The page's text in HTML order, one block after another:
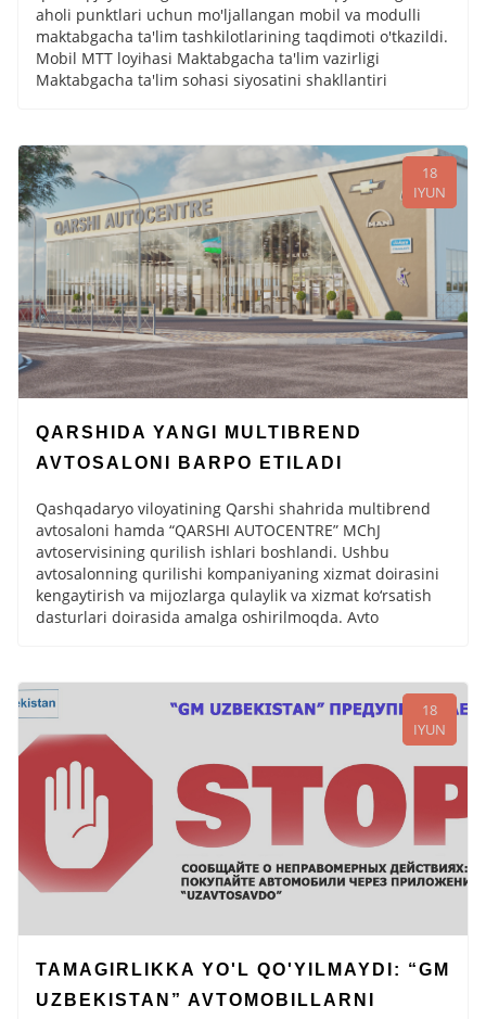
aholi punktlari uchun mo'ljallangan mobil va modulli
maktabgacha ta'lim tashkilotlarining taqdimoti o'tkazildi.
Mobil MTT loyihasi Maktabgacha ta'lim vazirligi
Maktabgacha ta'lim sohasi siyosatini shakllantiri
18
IYUN
QARSHIDA YANGI MULTIBREND
AVTOSALONI BARPO ETILADI
Qashqadaryo viloyatining Qarshi shahrida multibrend
avtosaloni hamda “QARSHI AUTOCENTRE” MChJ
avtoservisining qurilish ishlari boshlandi. Ushbu
avtosalonning qurilishi kompaniyaning xizmat doirasini
kengaytirish va mijozlarga qulaylik va xizmat ko‘rsatish
dasturlari doirasida amalga oshirilmoqda. Avto
18
IYUN
TAMAGIRLIKKA YO'L QO'YILMAYDI: “GM
UZBEKISTAN” AVTOMOBILLARNI